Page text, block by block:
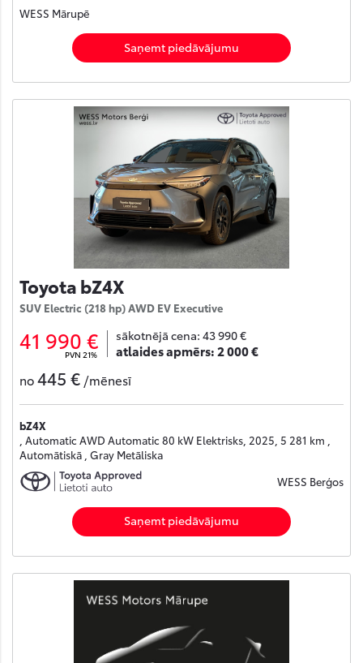
WESS Mārupē
Saņemt piedāvājumu
Toyota bZ4X
SUV Electric (218 hp) AWD EV Executive
41 990 €
PVN 21%
sākotnējā cena: 43 990 €
atlaides apmērs:2 000 €
no445 € /mēnesī
bZ4X
, Automatic AWD Automatic 80 kW Elektrisks, 2025, 5 281 km ,
Automātiskā , Gray Metāliska
WESS Berģos
Saņemt piedāvājumu